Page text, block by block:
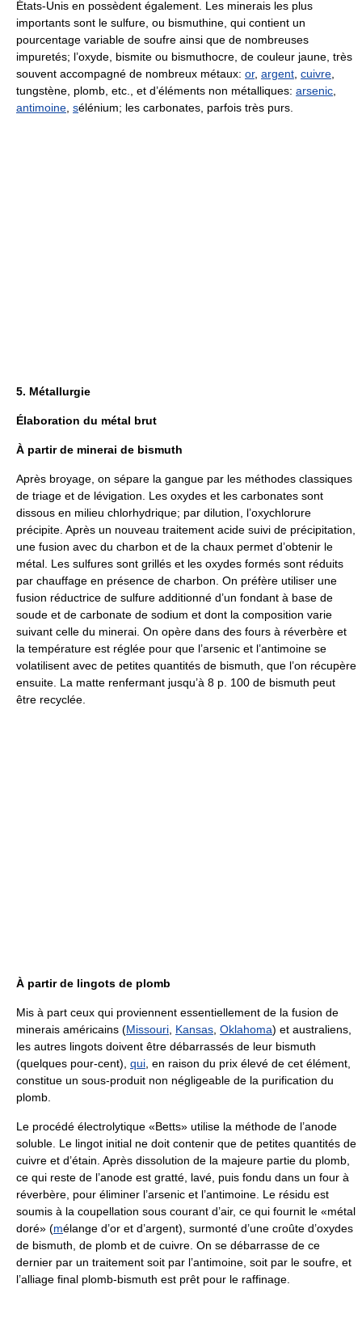
États-Unis en possèdent également. Les minerais les plus
importants sont le sulfure, ou bismuthine, qui contient un
pourcentage variable de soufre ainsi que de nombreuses
impuretés; l’oxyde, bismite ou bismuthocre, de couleur jaune, très
souvent accompagné de nombreux métaux: or, argent, cuivre,
tungstène, plomb, etc., et d’éléments non métalliques: arsenic,
antimoine, sélénium; les carbonates, parfois très purs.
5. Métallurgie
Élaboration du métal brut
À partir de minerai de bismuth
Après broyage, on sépare la gangue par les méthodes classiques
de triage et de lévigation. Les oxydes et les carbonates sont
dissous en milieu chlorhydrique; par dilution, l’oxychlorure
précipite. Après un nouveau traitement acide suivi de précipitation,
une fusion avec du charbon et de la chaux permet d’obtenir le
métal. Les sulfures sont grillés et les oxydes formés sont réduits
par chauffage en présence de charbon. On préfère utiliser une
fusion réductrice de sulfure additionné d’un fondant à base de
soude et de carbonate de sodium et dont la composition varie
suivant celle du minerai. On opère dans des fours à réverbère et
la température est réglée pour que l’arsenic et l’antimoine se
volatilisent avec de petites quantités de bismuth, que l’on récupère
ensuite. La matte renfermant jusqu’à 8 p. 100 de bismuth peut
être recyclée.
À partir de lingots de plomb
Mis à part ceux qui proviennent essentiellement de la fusion de
minerais américains (Missouri, Kansas, Oklahoma) et australiens,
les autres lingots doivent être débarrassés de leur bismuth
(quelques pour-cent), qui, en raison du prix élevé de cet élément,
constitue un sous-produit non négligeable de la purification du
plomb.
Le procédé électrolytique «Betts» utilise la méthode de l’anode
soluble. Le lingot initial ne doit contenir que de petites quantités de
cuivre et d’étain. Après dissolution de la majeure partie du plomb,
ce qui reste de l’anode est gratté, lavé, puis fondu dans un four à
réverbère, pour éliminer l’arsenic et l’antimoine. Le résidu est
soumis à la coupellation sous courant d’air, ce qui fournit le «métal
doré» (mélange d’or et d’argent), surmonté d’une croûte d’oxydes
de bismuth, de plomb et de cuivre. On se débarrasse de ce
dernier par un traitement soit par l’antimoine, soit par le soufre, et
l’alliage final plomb-bismuth est prêt pour le raffinage.